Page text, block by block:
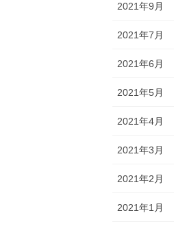
2021年9月
2021年7月
2021年6月
2021年5月
2021年4月
2021年3月
2021年2月
2021年1月